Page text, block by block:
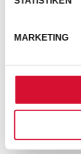
MARKETING